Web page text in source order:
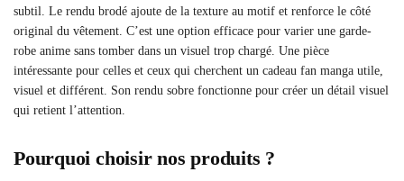
subtil. Le rendu brodé ajoute de la texture au motif et renforce le côté
original du vêtement. C’est une option efficace pour varier une garde-
robe anime sans tomber dans un visuel trop chargé. Une pièce
intéressante pour celles et ceux qui cherchent un cadeau fan manga utile,
visuel et différent. Son rendu sobre fonctionne pour créer un détail visuel
qui retient l’attention.
Pourquoi choisir nos produits ?